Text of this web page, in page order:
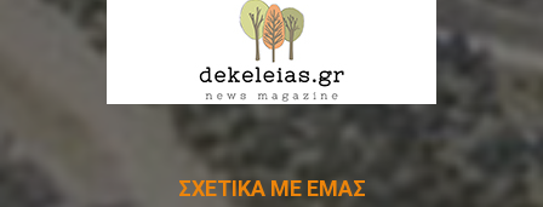
ΣΧΕΤΙΚΑ ΜΕ ΕΜΑΣ